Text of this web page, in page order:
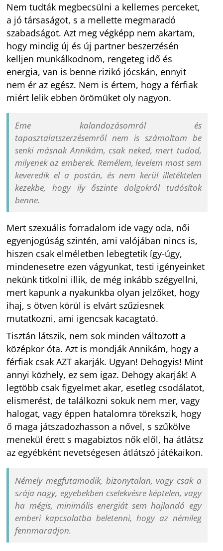
Nem tudták megbecsülni a kellemes perceket,
a jó társaságot, s a mellette megmaradó
szabadságot. Azt meg végképp nem akartam,
hogy mindig új és új partner beszerzésén
kelljen munkálkodnom, rengeteg idő és
energia, van is benne rizikó jócskán, ennyit
nem ér az egész. Nem is értem, hogy a férfiak
miért lelik ebben örömüket oly nagyon.
Eme kalandozásomról és
tapasztalatszerzésemről nem is számoltam be
senki másnak Annikám, csak neked, mert tudod,
milyenek az emberek. Remélem, levelem most sem
keveredik el a postán, és nem kerül illetéktelen
kezekbe, hogy ily őszinte dolgokról tudósítok
benne.
Mert szexuális forradalom ide vagy oda, női
egyenjogúság szintén, ami valójában nincs is,
hiszen csak elméletben lebegtetik így-úgy,
mindenesetre ezen vágyunkat, testi igényeinket
nekünk titkolni illik, de még inkább szégyellni,
mert kapunk a nyakunkba olyan jelzőket, hogy
ihaj, s ötven körül is elvárt szűziesnek
mutatkozni, ami igencsak kacagtató.
Tisztán látszik, nem sok minden változott a
középkor óta. Azt is mondják Annikám, hogy a
férfiak csak AZT akarják. Ugyan! Dehogyis! Mint
annyi közhely, ez sem igaz. Dehogy akarják! A
legtöbb csak figyelmet akar, esetleg csodálatot,
elismerést, de találkozni sokuk nem mer, vagy
halogat, vagy éppen hatalomra törekszik, hogy
ő maga játszadozhasson a nővel, s szűkölve
menekül érett s magabiztos nők elől, ha átlátsz
az egyébként nevetségesen átlátszó játékaikon.
Némely megfutamodik, bizonytalan, vagy csak a
szája nagy, egyebekben cselekvésre képtelen, vagy
ha mégis, minimális energiát sem hajlandó egy
emberi kapcsolatba beletenni, hogy az némileg
fennmaradjon.